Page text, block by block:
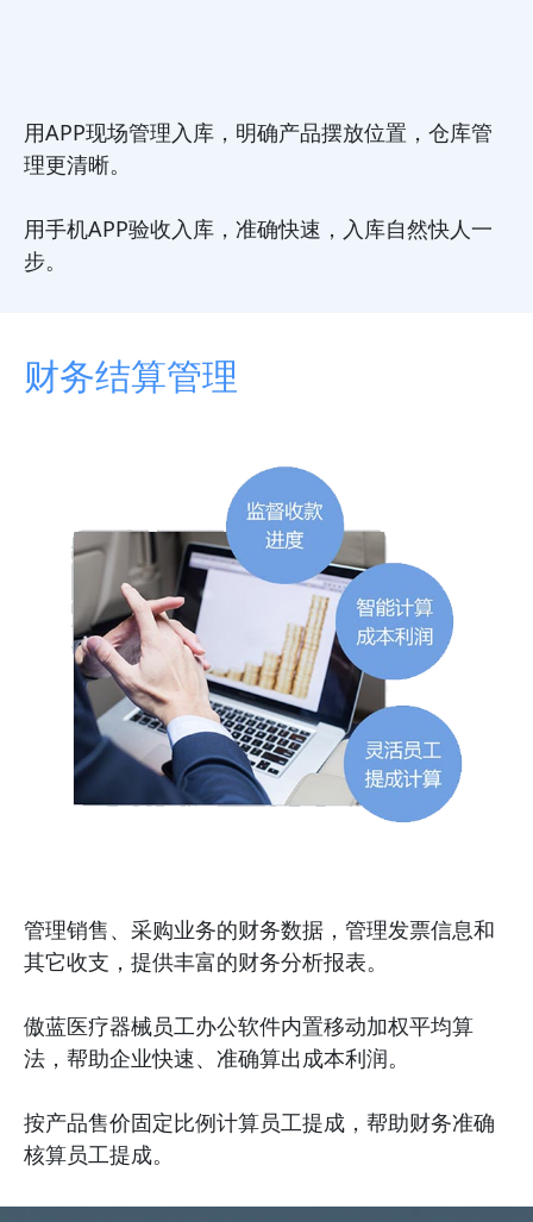
用APP现场管理入库，明确产品摆放位置，仓库管
理更清晰。
用手机APP验收入库，准确快速，入库自然快人一
步。
财务结算管理
管理销售、采购业务的财务数据，管理发票信息和
其它收支，提供丰富的财务分析报表。
傲蓝医疗器械员工办公软件内置移动加权平均算
法，帮助企业快速、准确算出成本利润。
按产品售价固定比例计算员工提成，帮助财务准确
核算员工提成。